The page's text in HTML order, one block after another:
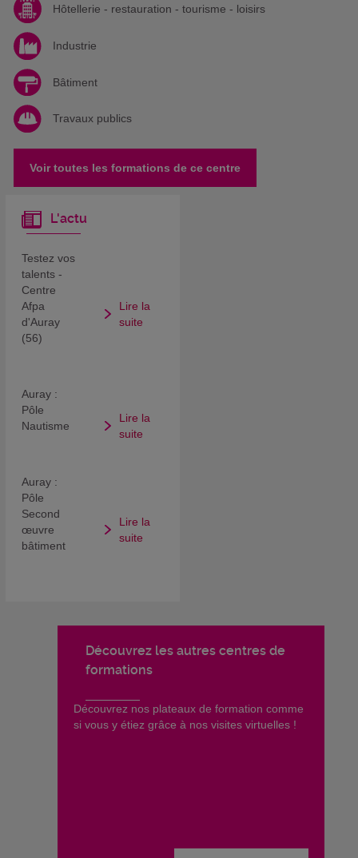
Hôtellerie - restauration - tourisme - loisirs
Industrie
Bâtiment
Travaux publics
Voir toutes les formations de ce centre
L'actu
Testez vos
talents -
Centre
Afpa
d'Auray
(56)
Lire la
suite
Auray :
Pôle
Nautisme
Lire la
suite
Auray :
Pôle
Second
œuvre
bâtiment
Lire la
suite
Découvrez les autres centres de
formations
​Découvrez nos plateaux de formation comme
si vous y étiez grâce à nos visites virtuelles !